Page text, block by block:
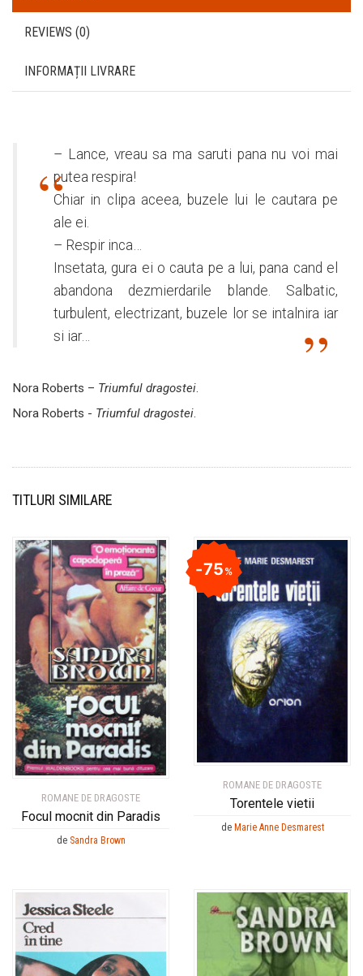
REVIEWS (0)
INFORMAȚII LIVRARE
– Lance, vreau sa ma saruti pana nu voi mai
putea respira!
Chiar in clipa aceea, buzele lui le cautara pe
ale ei.
– Respir inca…
Insetata, gura ei o cauta pe a lui, pana cand el
abandona dezmierdarile blande. Salbatic,
turbulent, electrizant, buzele lor se intalnira iar
si iar…
Nora Roberts – Triumful dragostei.
Nora Roberts - Triumful dragostei.
TITLURI SIMILARE
ROMANE DE DRAGOSTE
Focul mocnit din Paradis
de Sandra Brown
ROMANE DE DRAGOSTE
Torentele vietii
75%
de Marie Anne Desmarest